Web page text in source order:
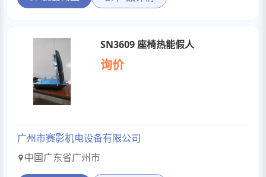
SN3609 座椅热能假人
询价
广州市赛影机电设备有限公司
中国广东省广州市